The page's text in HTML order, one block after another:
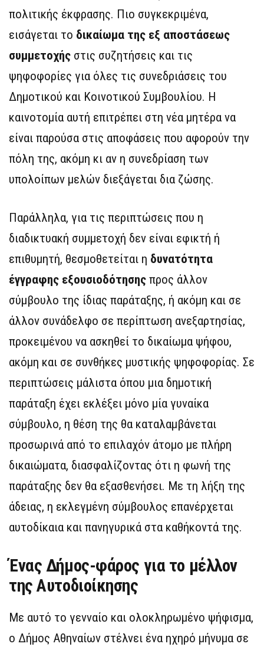
πολιτικής έκφρασης. Πιο συγκεκριμένα,
εισάγεται το δικαίωμα της εξ αποστάσεως
συμμετοχής στις συζητήσεις και τις
ψηφοφορίες για όλες τις συνεδριάσεις του
Δημοτικού και Κοινοτικού Συμβουλίου. Η
καινοτομία αυτή επιτρέπει στη νέα μητέρα να
είναι παρούσα στις αποφάσεις που αφορούν την
πόλη της, ακόμη κι αν η συνεδρίαση των
υπολοίπων μελών διεξάγεται δια ζώσης.
Παράλληλα, για τις περιπτώσεις που η
διαδικτυακή συμμετοχή δεν είναι εφικτή ή
επιθυμητή, θεσμοθετείται η δυνατότητα
έγγραφης εξουσιοδότησης προς άλλον
σύμβουλο της ίδιας παράταξης, ή ακόμη και σε
άλλον συνάδελφο σε περίπτωση ανεξαρτησίας,
προκειμένου να ασκηθεί το δικαίωμα ψήφου,
ακόμη και σε συνθήκες μυστικής ψηφοφορίας. Σε
περιπτώσεις μάλιστα όπου μια δημοτική
παράταξη έχει εκλέξει μόνο μία γυναίκα
σύμβουλο, η θέση της θα καταλαμβάνεται
προσωρινά από το επιλαχόν άτομο με πλήρη
δικαιώματα, διασφαλίζοντας ότι η φωνή της
παράταξης δεν θα εξασθενήσει. Με τη λήξη της
άδειας, η εκλεγμένη σύμβουλος επανέρχεται
αυτοδίκαια και πανηγυρικά στα καθήκοντά της.
Ένας Δήμος-φάρος για το μέλλον
της Αυτοδιοίκησης
Με αυτό το γενναίο και ολοκληρωμένο ψήφισμα,
ο Δήμος Αθηναίων στέλνει ένα ηχηρό μήνυμα σε